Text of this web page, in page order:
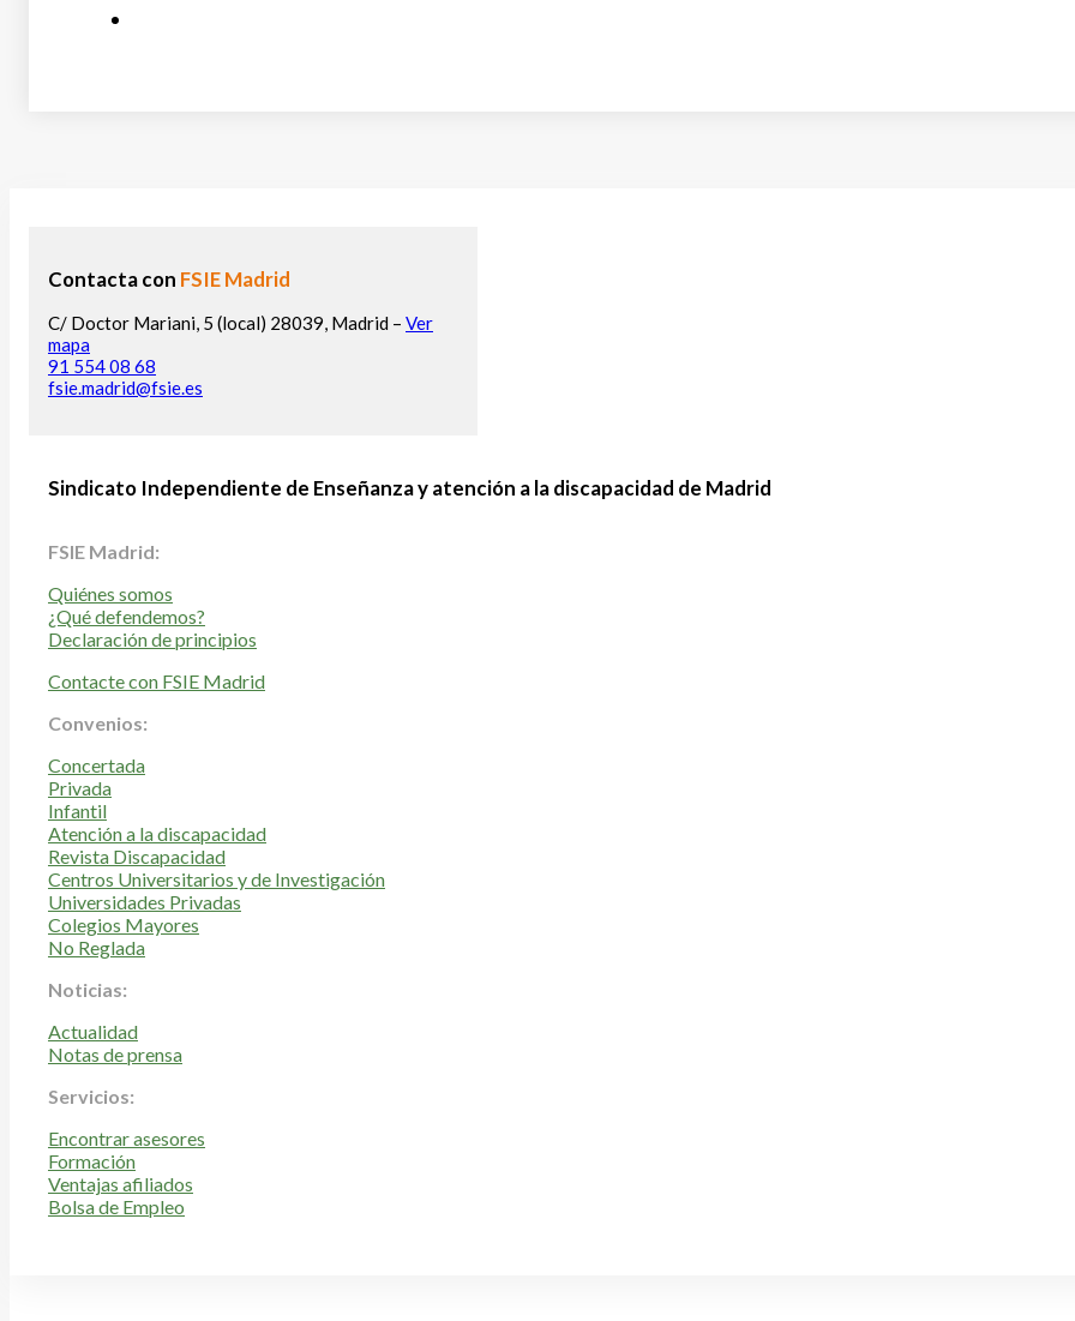
Contacta con FSIE Madrid
C/ Doctor Mariani, 5 (local) 28039, Madrid – Ver
mapa
91 554 08 68
fsie.madrid@fsie.es
Sindicato Independiente de Enseñanza y atención a la discapacidad de Madrid
FSIE Madrid:
Quiénes somos
¿Qué defendemos?
Declaración de principios
Contacte con FSIE Madrid
Convenios:
Concertada
Privada
Infantil
Atención a la discapacidad
Revista Discapacidad
Centros Universitarios y de Investigación
Universidades Privadas
Colegios Mayores
No Reglada
Noticias:
Actualidad
Notas de prensa
Servicios:
Encontrar asesores
Formación
Ventajas afiliados
Bolsa de Empleo